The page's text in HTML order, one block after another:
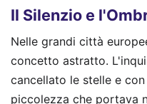
Il Silenzio e
Nelle grandi città
concetto astratto.
cancellato le stelle e
piccolezza che portava